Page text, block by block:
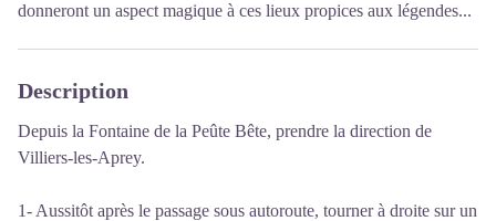
donneront un aspect magique à ces lieux propices aux légendes...
Description
Depuis la Fontaine de la Peûte Bête, prendre la direction de
Villiers-les-Aprey.
1- Aussitôt après le passage sous autoroute, tourner à droite sur un